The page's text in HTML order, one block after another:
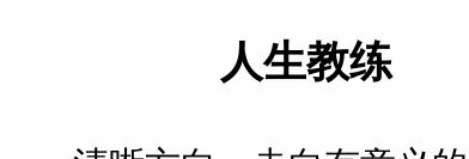
人生教练